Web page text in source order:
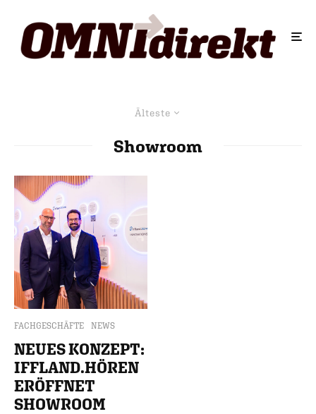
Älteste
Showroom
FACHGESCHÄFTE NEWS
NEUES KONZEPT:
IFFLAND.HÖREN
ERÖFFNET
SHOWROOM